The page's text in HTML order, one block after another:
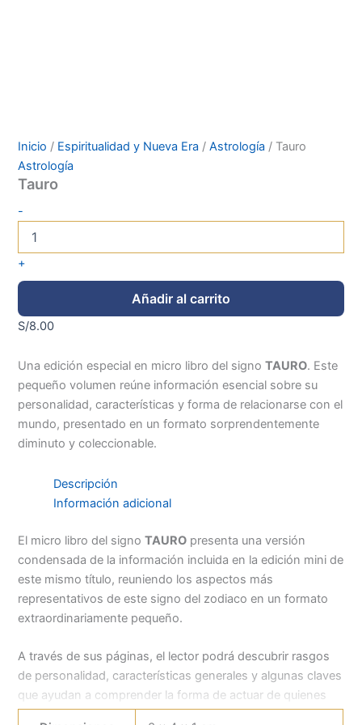
Inicio / Espiritualidad y Nueva Era /Astrología / Tauro
Astrología
Tauro
-
+
Añadir al carrito
S/8.00
Una edición especial en micro libro del signoTAURO. Este
pequeño volumen reúne información esencial sobre su
personalidad, características y forma de relacionarse con el
mundo, presentado en un formato sorprendentemente
diminuto y coleccionable.
Descripción
Información adicional
El micro libro del signoTAURO presenta una versión
condensada de la información incluida en la edición mini de
este mismo título, reuniendo los aspectos más
representativos de este signo del zodiaco en un formato
extraordinariamente pequeño.
A través de sus páginas, el lector podrá descubrir rasgos
de personalidad, características generales y algunas claves
que ayudan a comprender la forma de actuar de quienes
nacen bajo este signo. También se mencionan aspectos